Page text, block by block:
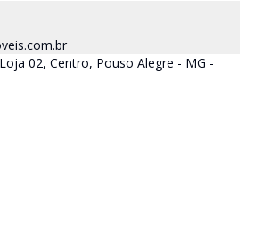
02, Centro, Pouso Alegre - MG -